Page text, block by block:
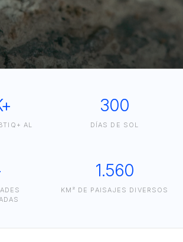
AL
300
DÍAS DE SOL
1.560
KM² DE PAISAJES DIVERSOS